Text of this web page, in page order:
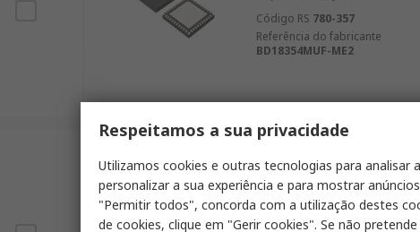
Código RS 780-357
Referência do fabricante
BD18354MUF-ME2
IC Controlador de LED
NSI45015WT1G onsemi,
V, OUT máx.: / 15 mA / 208
Respeitamos a sua privacidade
Utilizamos cookies e outras tecnologias para analisar
personalizar a sua experiência e para mostrar
"Permitir todos", concorda com a utilização destes
de cookies, clique em "Gerir cookies". Se não